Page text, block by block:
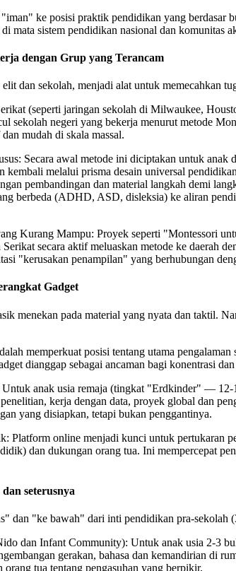
"iman" ke posisi praktik pendidikan yang berdasar
mata sistem pendidikan nasional dan komunitas
dengan Grup yang Terancam
dan sekolah, menjadi alat untuk memecahkan
(seperti jaringan sekolah di Milwaukee,
sekolah negeri yang bekerja menurut metode
mudah di skala massal.
Secara awal metode ini diciptakan untuk anak
kembali melalui prisma desain universal pendidikan
pembandingan dan material langkah demi
berbeda (ADHD, ASD, disleksia) ke aliran
Kurang Mampu: Proyek seperti "Montessori
secara aktif meluaskan metode ke daerah
"kerusakan penampilan" yang berhubungan
Gadget
menekan pada material yang nyata dan taktil.
memperkuat posisi tentang utama pengalaman
dianggap sebagai ancaman bagi konentrasi
Untuk anak usia remaja (tingkat "Erdkinder" — 12-
kerja dengan data, proyek global dan
yang disiapkan, tetapi bukan penggantinya.
Platform online menjadi kunci untuk pertukaran
dan dukungan orang tua. Ini mempercepat
seterusnya
dan "ke bawah" dari inti pendidikan pra-sekolah
dan Infant Community): Untuk anak usia 2-3
gerakan, bahasa dan kemandirian di
tua tentang pengasuhan yang berpikir.